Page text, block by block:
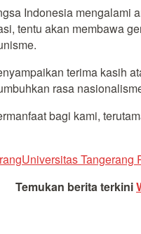
Indonesia
tentu akan membawa
terima kasih
rasa
bagi kami,
Universitas Tangerang
Temukan berita terkini